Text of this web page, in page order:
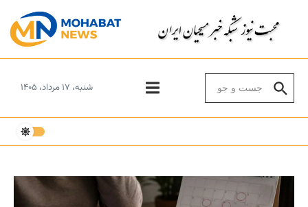
شنبه، ۱۷ مرداد، ۱۴۰۵